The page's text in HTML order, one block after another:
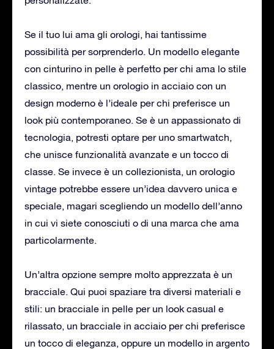
Se il tuo lui ama gli orologi, hai tantissime
possibilità per sorprenderlo. Un modello elegante
con cinturino in pelle è perfetto per chi ama lo stile
classico, mentre un orologio in acciaio con un
design moderno è l’ideale per chi preferisce un
look più contemporaneo. Se è un appassionato di
tecnologia, potresti optare per uno smartwatch,
che unisce funzionalità avanzate e un tocco di
classe. Se invece è un collezionista, un orologio
vintage potrebbe essere un’idea davvero unica e
speciale, magari scegliendo un modello dell’anno
in cui vi siete conosciuti o di una marca che ama
particolarmente.
Un’altra opzione sempre molto apprezzata è un
bracciale. Qui puoi spaziare tra diversi materiali e
stili: un bracciale in pelle per un look casual e
rilassato, un bracciale in acciaio per chi preferisce
un tocco di eleganza, oppure un modello in argento